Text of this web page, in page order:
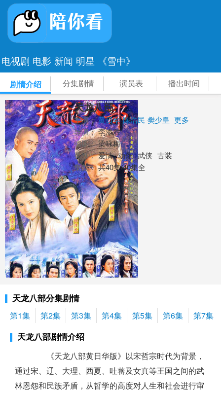
电视剧 电影 新闻 明星 《雪中》
剧情介绍 分集剧情 演员表 播出时间
天龙八部
主演：黄日华 陈浩民 樊少皇 更多
导演：李添胜
编剧：梁咏梅
类别：爱情 动作 武侠 古装
集数：共40集/40集全
天龙八部分集剧情
第1集 第2集 第3集 第4集 第5集 第6集 第7集
天龙八部剧情介绍
《天龙八部黄日华版》以宋哲宗时代为背景，
通过宋、辽、大理、西夏、吐蕃及女真等王国之间的武
林恩怨和民族矛盾，从哲学的高度对人生和社会进行审